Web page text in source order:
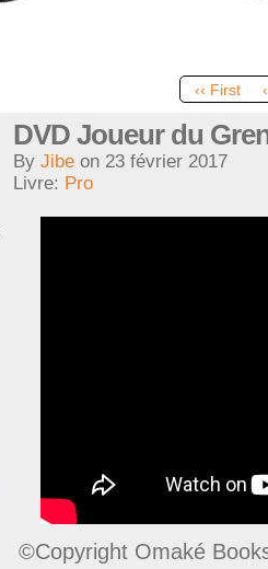
‹‹ First
DVD Joueur du
By Jibe on 23 février 2017
Livre: Pro
©Copyright Omaké